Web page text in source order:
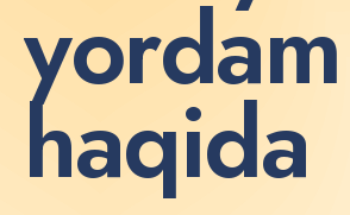
yordam
haqida